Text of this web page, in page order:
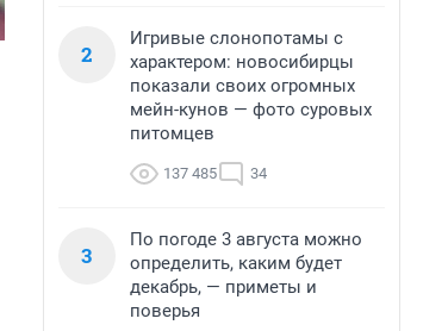
2
Игривые слонопотамы с
характером: новосибирцы
показали своих огромных
мейн-кунов — фото суровых
питомцев
137 485 34
3
По погоде 3 августа можно
определить, каким будет
декабрь, — приметы и
поверья